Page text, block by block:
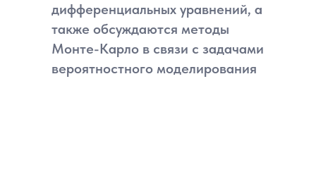
дифференциальных уравнений, а
также обсуждаются методы
Монте-Карло в связи с задачами
вероятностного моделирования
Необходимый
уровень знаний